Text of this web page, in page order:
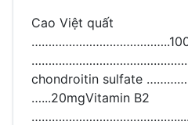
Cao Việt quất
chondroitin sulfate
…...20mgVitamin B2